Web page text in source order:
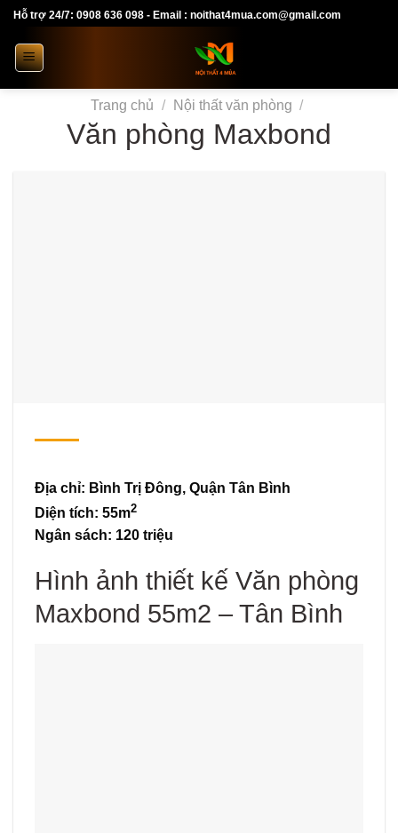
Skip
content
Hỗ trợ 24/7: 0908 636 098 - Email : noithat4mua.com@gmail.com
Trang chủ / Nội thất văn phòng /
Văn phòng Maxbond
Địa chỉ: Bình Trị Đông, Quận Tân Bình
Diện tích: 55m2
Ngân sách: 120 triệu
Hình ảnh thiết kế Văn phòng
Maxbond 55m2 – Tân Bình